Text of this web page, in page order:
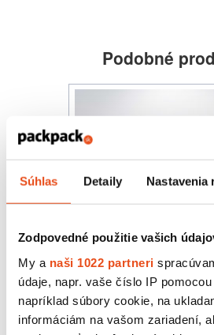
Súhlas Detaily Nastavenia
Zodpovedné použitie vašich
My a naši 1022 partneri
údaje, napr. vaše číslo IP
napríklad súbory cookie, na
informáciám na vašom zariadení,
Podobné
Krabička s okienkom